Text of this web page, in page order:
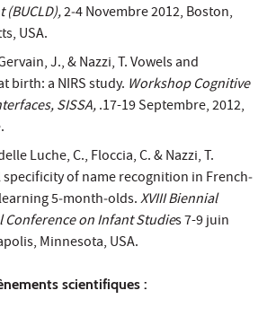
2‐4 Novembre 2012, Boston,
USA.
J., & Nazzi, T. Vowels and
birth: a NIRS study. Workshop Cognitive
SISSA,.17-19 Septembre, 2012,
Luche, C., Floccia, C. & Nazzi, T.
of name recognition in French‐
5‐month‐olds.XVIII Biennial
on Infant Studies 7-9 juin
Minnesota, USA.
scientifiques :